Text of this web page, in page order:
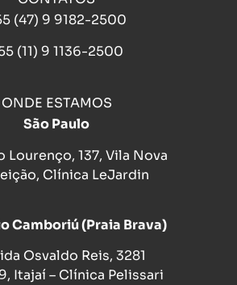
(47) 9 9182-2500
(11) 9 1136-2500
ONDE ESTAMOS
São Paulo
Lourenço, 137, Vila Nova
Clínica LeJardin
Camboriú (Praia Brava)
Osvaldo Reis, 3281
Itajaí – Clínica Pelissari